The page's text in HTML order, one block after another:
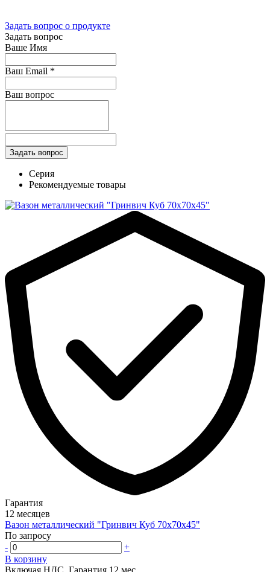
Задать вопрос о продукте
Задать вопрос
Ваше Имя
Ваш Email *
Ваш вопрос
Серия
Рекомендуемые товары
Гарантия
12 месяцев
Вазон металлический "Гринвич Куб 70х70х45"
По запросу
-
+
В корзину
Включая НДС. Гарантия 12 мес.